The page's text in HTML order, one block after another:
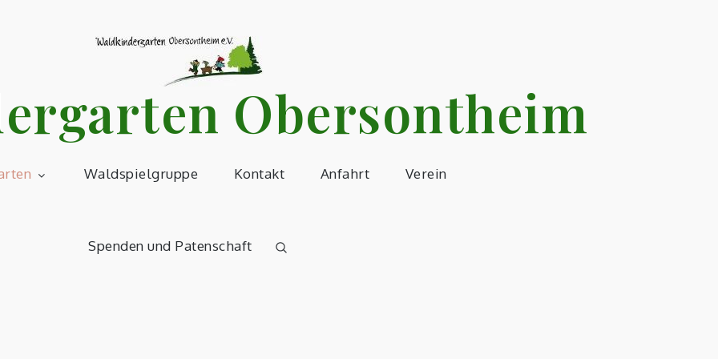
Obersontheim
Waldspielgruppe Kontakt Anfahrt Verein
Spenden und Patenschaft